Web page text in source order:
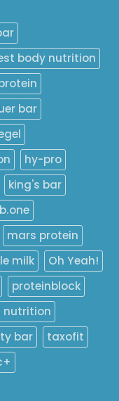
body nutrition
bar
hy-pro
king's bar
mars protein
milk
Oh Yeah!
proteinblock
nutrition
bar
taxofit